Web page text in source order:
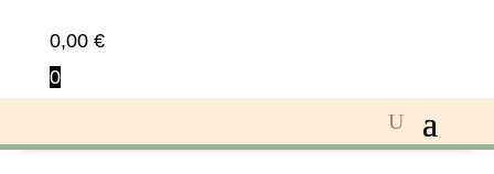
0,00 €
0